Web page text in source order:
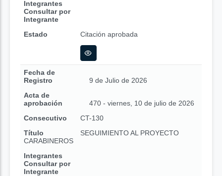
Integrantes
Consultar por
Integrante
Estado
Citación aprobada
Fecha de
Registro
9 de Julio de 2026
Acta de
aprobación
470 - viernes, 10 de julio de 2026
Consecutivo
CT-130
Título
SEGUIMIENTO AL PROYECTO
CARABINEROS
Integrantes
Consultar por
Integrante